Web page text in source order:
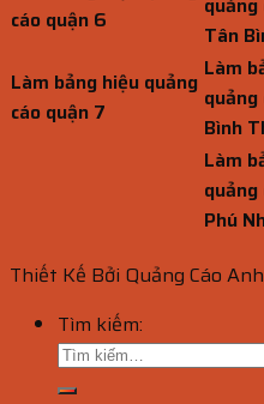
cáo quận 6
Tân
Làm bảng hiệu quảng
cáo quận 7
Làm
quảng
Bình
Làm
quảng
Phú
Thiết Kế Bởi Quảng Cáo
Tìm kiếm: